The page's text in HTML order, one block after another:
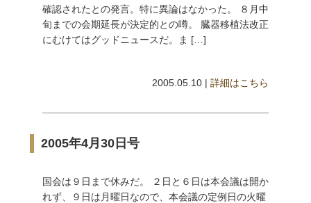
確認されたとの発言。特に異論はなかった。 ８月中
旬までの会期延長が決定的との噂。 臓器移植法改正
にむけてはグッドニュースだ。ま […]
2005.05.10 |詳細はこちら
2005年4月30日号
国会は９日まで休みだ。 ２日と６日は本会議は開か
れず、９日は月曜日なので、本会議の定例日の火曜